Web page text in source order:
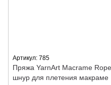
Артикул: 785
Пряжа YarnArt Macrame
шнур для плетения макраме